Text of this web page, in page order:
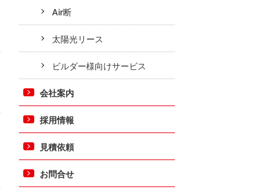
Air断
太陽光リース
ビルダー様向けサービス
会社案内
採用情報
見積依頼
お問合せ